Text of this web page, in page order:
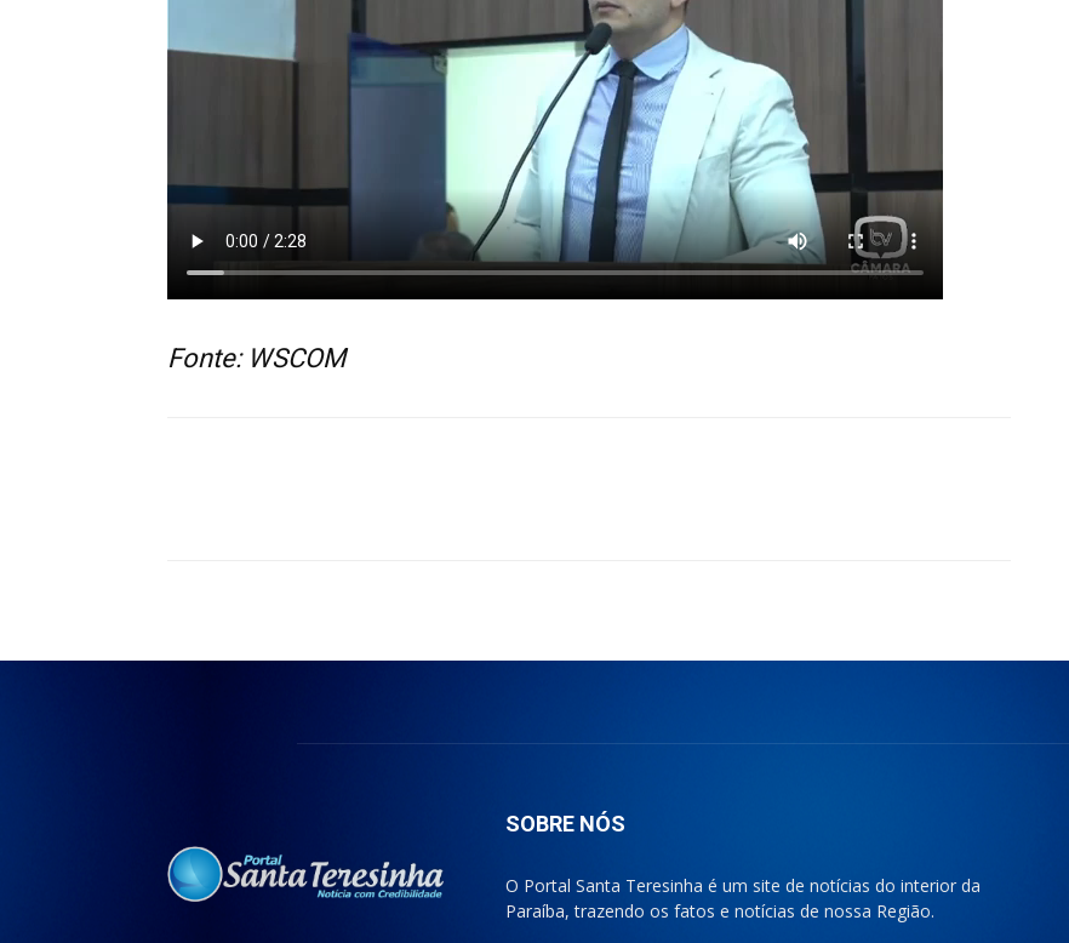
Fonte: WSCOM
SOBRE NÓS
O Portal Santa Teresinha é um site de notícias do interior da
Paraíba, trazendo os fatos e notícias de nossa Região.